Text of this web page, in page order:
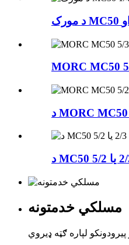
مسلکي خدمتونه